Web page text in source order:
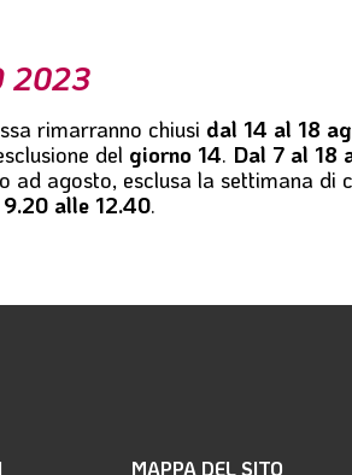
2023
rimarranno chiusi dal 14 al 18
del giorno 14. Dal 7 al 18
ad agosto, esclusa la settimana di
alle 12.40.
MAPPA DEL SITO